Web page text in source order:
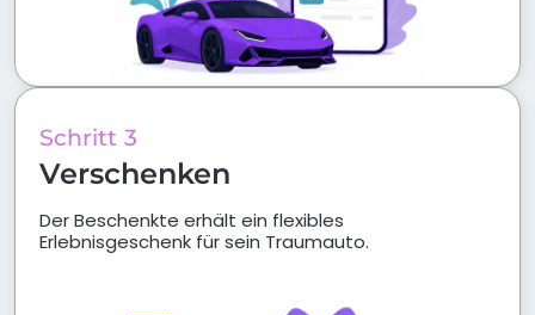
Schritt 3
Verschenken
Der Beschenkte erhält ein flexibles
Erlebnisgeschenk für sein Traumauto.